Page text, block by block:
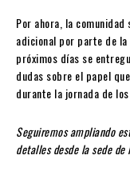
Por ahora, la
adicional por parte de la
próximos días se
dudas sobre el papel
durante la jornada de
Seguiremos ampliando
detalles desde la sede